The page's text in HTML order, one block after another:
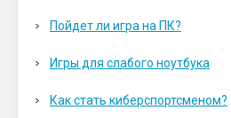
Пойдет ли игра на ПК?
Игры для слабого ноутбука
Как стать киберспортсменом?